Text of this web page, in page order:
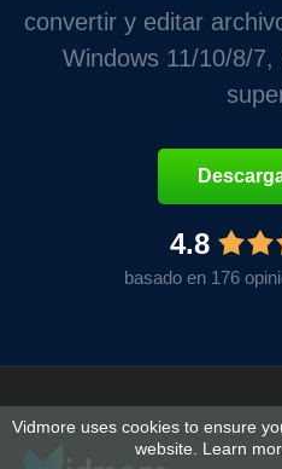
convertir y editar
Windows 11/10/8/
4.8
basado en 176
Vidmore uses cookies to ensure
website. Learn